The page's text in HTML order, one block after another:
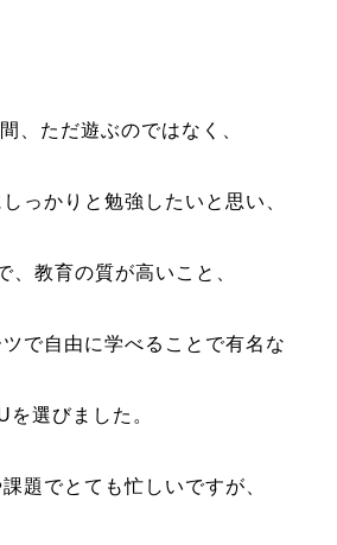
、ただ遊ぶのではなく、
っかりと勉強したいと思い、
、教育の質が高いこと、
で自由に学べることで有名な
を選びました。
題でとても忙しいですが、